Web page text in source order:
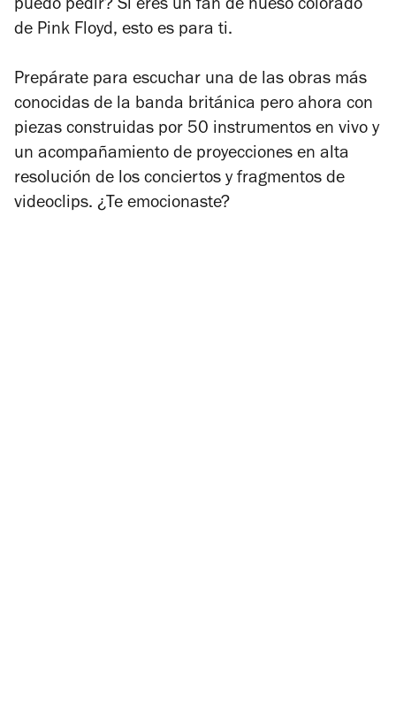
puedo pedir? Si eres un fan de hueso colorado
de Pink Floyd, esto es para ti.
Prepárate para escuchar una de las obras más
conocidas de la banda británica pero ahora con
piezas construidas por 50 instrumentos en vivo y
un acompañamiento de proyecciones en alta
resolución de los conciertos y fragmentos de
videoclips. ¿Te emocionaste?